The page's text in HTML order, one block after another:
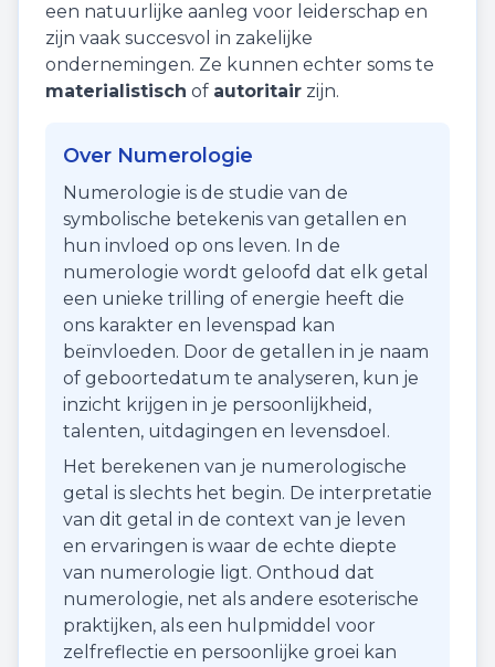
een natuurlijke aanleg voor leiderschap en
zijn vaak succesvol in zakelijke
ondernemingen. Ze kunnen echter soms te
materialistisch of autoritair zijn.
Over Numerologie
Numerologie is de studie van de
symbolische betekenis van getallen en
hun invloed op ons leven. In de
numerologie wordt geloofd dat elk getal
een unieke trilling of energie heeft die
ons karakter en levenspad kan
beïnvloeden. Door de getallen in je naam
of geboortedatum te analyseren, kun je
inzicht krijgen in je persoonlijkheid,
talenten, uitdagingen en levensdoel.
Het berekenen van je numerologische
getal is slechts het begin. De interpretatie
van dit getal in de context van je leven
en ervaringen is waar de echte diepte
van numerologie ligt. Onthoud dat
numerologie, net als andere esoterische
praktijken, als een hulpmiddel voor
zelfreflectie en persoonlijke groei kan